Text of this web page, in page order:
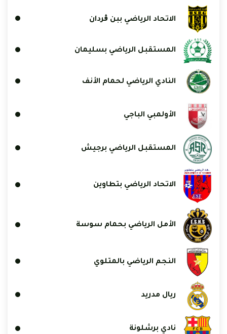
الاتحاد الرياضي ببن ڨردان
المستقبل الرياضي بسليمان
النادي الرياضي لحمام الأنف
الأولمبي الباجي
المستقبل الرياضي برجيش
الاتحاد الرياضي بتطاوين
الأمل الرياضي بحمام سوسة
النجم الرياضي بالمتلوي
ريال مدريد
نادي برشلونة